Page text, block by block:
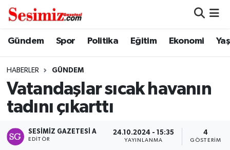
Gündem Spor Politika Eğitim Ekonomi
HABERLER GÜNDEM
Vatandaşlar sıcak havanın
tadını çıkarttı
SESIMIZ GAZETESI A
EDITÖR
24.10.2024 - 15:35
YAYINLANMA
4
GÖSTERIM
Dünya
Ekonomi
Gündem
Nöbetçi Eczaneler
Hava Durumu
Namaz Vakitleri
Trafik Durumu
Süper Lig Puan Durumu ve Fikstür